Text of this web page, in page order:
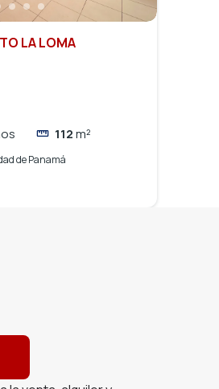
LA LOMA
112 m²
de Panamá